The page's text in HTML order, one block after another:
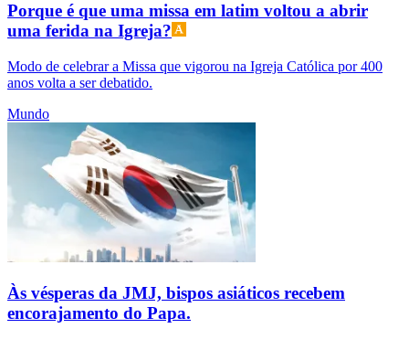
Porque é que uma missa em latim voltou a abrir
uma ferida na Igreja?
Modo de celebrar a Missa que vigorou na Igreja Católica por 400
anos volta a ser debatido.
Mundo
Às vésperas da JMJ, bispos asiáticos recebem
encorajamento do Papa.